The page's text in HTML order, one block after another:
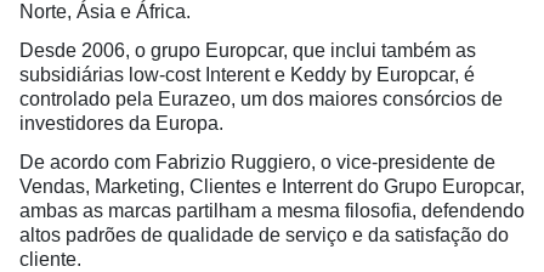
Norte, Ásia e África.
Desde 2006, o grupo Europcar, que inclui também as
subsidiárias low-cost Interent e Keddy by Europcar, é
controlado pela Eurazeo, um dos maiores consórcios de
investidores da Europa.
De acordo com Fabrizio Ruggiero, o vice-presidente de
Vendas, Marketing, Clientes e Interrent do Grupo Europcar,
ambas as marcas partilham a mesma filosofia, defendendo
altos padrões de qualidade de serviço e da satisfação do
cliente.